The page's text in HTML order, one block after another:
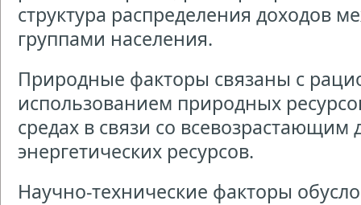
структура распределения доходов
группами населения.
Природные факторы связаны с
использованием природных
средах в связи со
энергетических ресурсов.
Научно-технические факторы